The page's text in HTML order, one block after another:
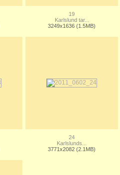
19
Karlslund tar...
3249x1636 (1.5MB)
24
Karlslunds...
3771x2082 (2.1MB)